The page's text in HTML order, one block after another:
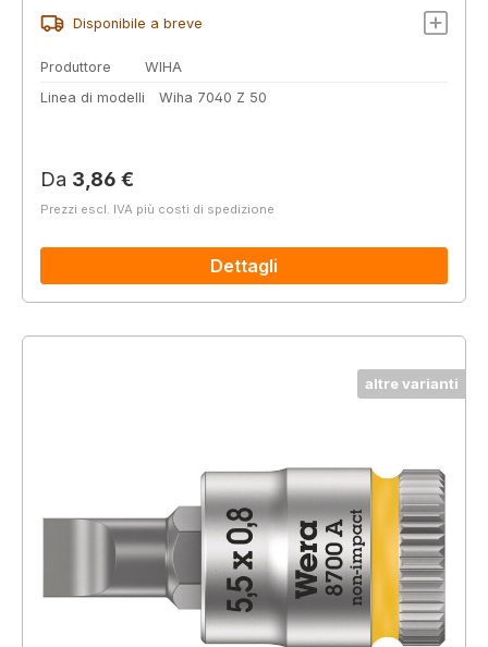
Disponibile a breve
Produttore
WIHA
Linea di modelli
Wiha 7040 Z 50
Prezzo normale:
Da 3,86 €
Prezzi escl. IVA più costi di spedizione
Dettagli
altre varianti